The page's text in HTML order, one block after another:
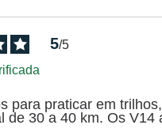
5/5
para praticar em
de 30 a 40 km. Os